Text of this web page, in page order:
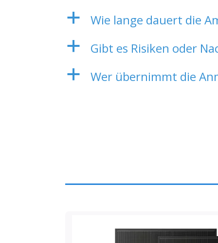
a Wie lange dauert die
a Gibt es Risiken oder
a Wer übernimmt die